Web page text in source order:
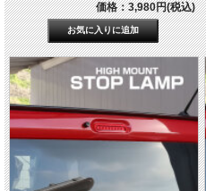
価格：3,980円(税込)